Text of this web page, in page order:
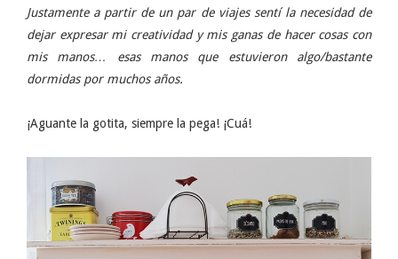
Justamente a partir de un par de viajes sentí la necesidad de
dejar expresar mi creatividad y mis ganas de hacer cosas con
mis manos… esas manos que estuvieron algo/bastante
dormidas por muchos años.
¡Aguante la gotita, siempre la pega! ¡Cuá!